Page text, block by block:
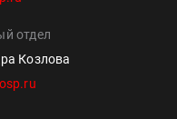
отдел
Козлова